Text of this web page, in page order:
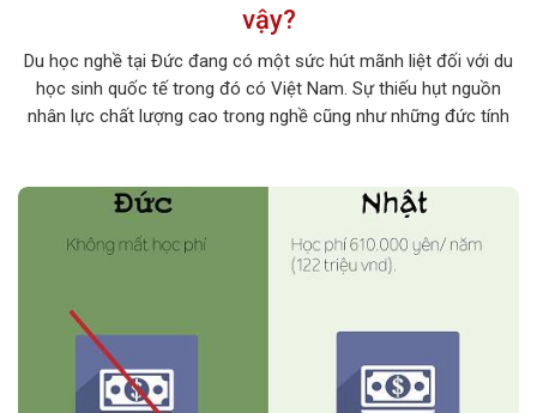
vậy?
Du học nghề tại Đức đang có một sức hút mãnh liệt đối với du
học sinh quốc tế trong đó có Việt Nam. Sự thiếu hụt nguồn
nhân lực chất lượng cao trong nghề cũng như những đức tính